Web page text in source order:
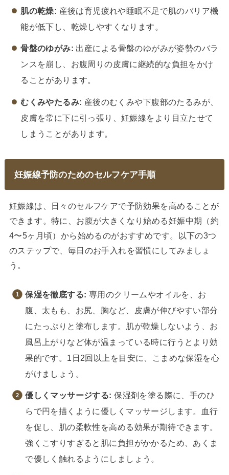
肌の乾燥: 産後は育児疲れや睡眠不足で肌のバリア機
能が低下し、乾燥しやすくなります。
骨盤のゆがみ: 出産による骨盤のゆがみが姿勢のバラ
ンスを崩し、お腹周りの皮膚に継続的な負担をかけ
ることがあります。
むくみやたるみ: 産後のむくみや下腹部のたるみが、
皮膚を常に下に引っ張り、妊娠線をより目立たせて
しまうことがあります。
妊娠線予防のためのセルフケア手順
妊娠線は、日々のセルフケアで予防効果を高めることが
できます。特に、お腹が大きくなり始める妊娠中期（約
4〜5ヶ月頃）から始めるのがおすすめです。以下の3つ
のステップで、毎日のお手入れを習慣にしてみましょ
う。
保湿を徹底する: 専用のクリームやオイルを、お
腹、太もも、お尻、胸など、皮膚が伸びやすい部分
にたっぷりと塗布します。肌が乾燥しないよう、お
風呂上がりなど体が温まっている時に行うとより効
果的です。1日2回以上を目安に、こまめな保湿を心
がけましょう。
優しくマッサージする: 保湿剤を塗る際に、手のひ
らで円を描くように優しくマッサージします。血行
を促し、肌の柔軟性を高める効果が期待できます。
強くこすりすぎると肌に負担がかかるため、あくま
で優しく触れるようにしましょう。